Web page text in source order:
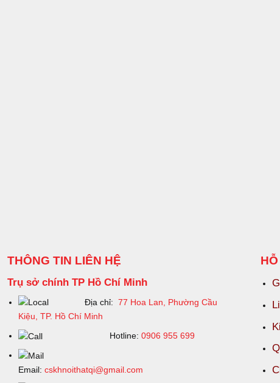
THÔNG TIN LIÊN HỆ
Trụ sở chính TP Hồ Chí Minh
Địa chỉ:77 Hoa Lan, Phường Cầu
Kiệu, TP. Hồ Chí Minh
Hotline:0906 955 699
Email:cskhnoithatqi@gmail.com